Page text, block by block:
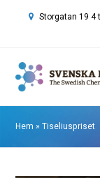
Storgatan 19 4
Hem »Tiseliuspriset